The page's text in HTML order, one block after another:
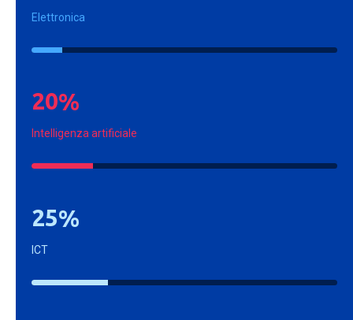
Elettronica
20%
Intelligenza artificiale
25%
ICT